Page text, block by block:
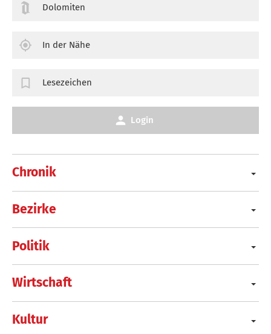
Chronik
Bezirke
Politik
Wirtschaft
Kultur
Dolomiten
In der Nähe
Lesezeichen
Login